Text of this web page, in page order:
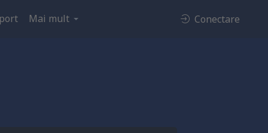
Mai mult Conectare